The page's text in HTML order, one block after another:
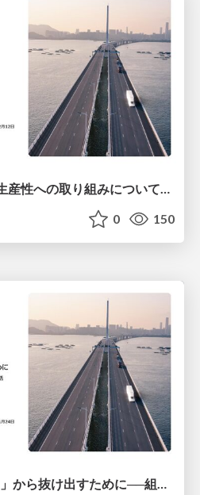
今年のHacobuの開発生産性への取り組みについて/登壇資料（住吉 雄大）
0 150
「なんとなく良さそう」から抜け出すために──組織開発の効果測定として『因果推論』に入門する話/登壇資料（井田 献一朗）